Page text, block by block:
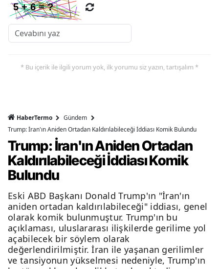
* Bu içerik ile ilgili yorum yok, ilk yorumu siz yazın, tartışalım *
HaberTermo
Gündem
Trump: İran'ın Aniden Ortadan Kaldırılabileceği İddiası Komik Bulundu
Trump: İran'ın Aniden Ortadan
Kaldırılabileceği İddiası Komik
Bulundu
Eski ABD Başkanı Donald Trump'ın "İran'ın
aniden ortadan kaldırılabileceği" iddiası, genel
olarak komik bulunmuştur. Trump'ın bu
açıklaması, uluslararası ilişkilerde gerilime yol
açabilecek bir söylem olarak
değerlendirilmiştir. İran ile yaşanan gerilimler
ve tansiyonun yükselmesi nedeniyle, Trump'ın